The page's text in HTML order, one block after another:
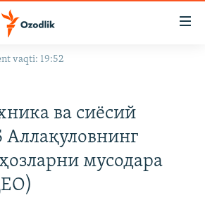
vaqti: 19:52
ва сиёсий
мусодара